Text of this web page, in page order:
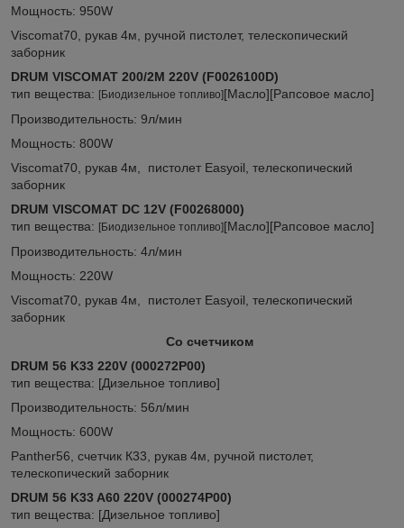
Мощность: 950W
Viscomat70, рукав 4м, ручной пистолет, телескопический
заборник
DRUM VISCOMAT 200/2M 220V (F0026100D)
тип вещества: [Биодизельное топливо][Масло][Рапсовое масло]
Производительность: 9л/мин
Мощность: 800W
Viscomat70, рукав 4м, пистолет Easyoil, телескопический
заборник
DRUM VISCOMAT DC 12V (F00268000)
тип вещества: [Биодизельное топливо][Масло][Рапсовое масло]
Производительность: 4л/мин
Мощность: 220W
Viscomat70, рукав 4м, пистолет Easyoil, телескопический
заборник
Со счетчиком
DRUM 56 K33 220V (000272P00)
тип вещества: [Дизельное топливо]
Производительность: 56л/мин
Мощность: 600W
Panther56, счетчик К33, рукав 4м, ручной пистолет,
телескопический заборник
DRUM 56 K33 A60 220V (000274P00)
тип вещества: [Дизельное топливо]